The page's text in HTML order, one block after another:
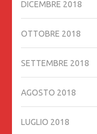
DICEMBRE 2018
OTTOBRE 2018
SETTEMBRE 2018
AGOSTO 2018
LUGLIO 2018